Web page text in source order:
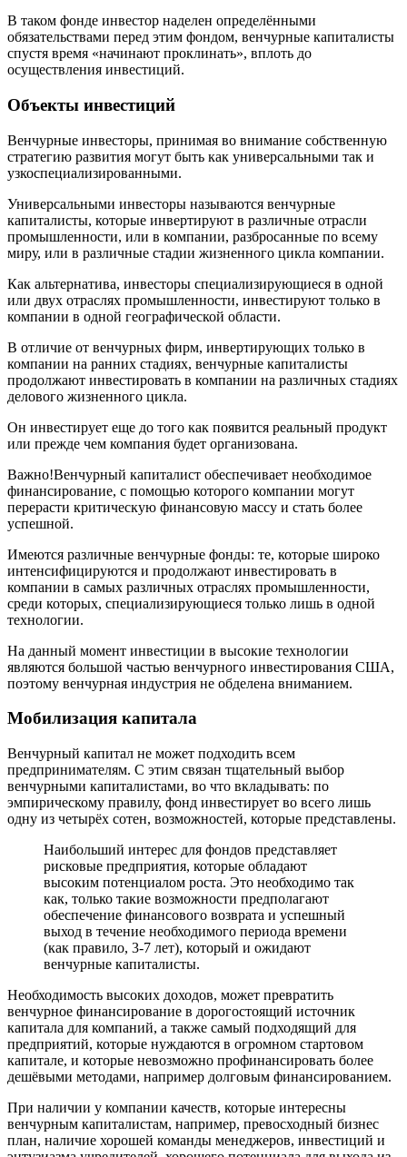
В таком фонде инвестор наделен определёнными
обязательствами перед этим фондом, венчурные капиталисты
спустя время «начинают проклинать», вплоть до
осуществления инвестиций.
Объекты инвестиций
Венчурные инвесторы, принимая во внимание собственную
стратегию развития могут быть как универсальными так и
узкоспециализированными.
Универсальными инвесторы называются венчурные
капиталисты, которые инвертируют в различные отрасли
промышленности, или в компании, разбросанные по всему
миру, или в различные стадии жизненного цикла компании.
Как альтернатива, инвесторы специализирующиеся в одной
или двух отраслях промышленности, инвестируют только в
компании в одной географической области.
В отличие от венчурных фирм, инвертирующих только в
компании на ранних стадиях, венчурные капиталисты
продолжают инвестировать в компании на различных стадиях
делового жизненного цикла.
Он инвестирует еще до того как появится реальный продукт
или прежде чем компания будет организована.
Важно!Венчурный капиталист обеспечивает необходимое
финансирование, с помощью которого компании могут
перерасти критическую финансовую массу и стать более
успешной.
Имеются различные венчурные фонды: те, которые широко
интенсифицируются и продолжают инвестировать в
компании в самых различных отраслях промышленности,
среди которых, специализирующиеся только лишь в одной
технологии.
На данный момент инвестиции в высокие технологии
являются большой частью венчурного инвестирования США,
поэтому венчурная индустрия не обделена вниманием.
Мобилизация капитала
Венчурный капитал не может подходить всем
предпринимателям. С этим связан тщательный выбор
венчурными капиталистами, во что вкладывать: по
эмпирическому правилу, фонд инвестирует во всего лишь
одну из четырёх сотен, возможностей, которые представлены.
Наибольший интерес для фондов представляет
рисковые предприятия, которые обладают
высоким потенциалом роста. Это необходимо так
как, только такие возможности предполагают
обеспечение финансового возврата и успешный
выход в течение необходимого периода времени
(как правило, 3-7 лет), который и ожидают
венчурные капиталисты.
Необходимость высоких доходов, может превратить
венчурное финансирование в дорогостоящий источник
капитала для компаний, а также самый подходящий для
предприятий, которые нуждаются в огромном стартовом
капитале, и которые невозможно профинансировать более
дешёвыми методами, например долговым финансированием.
При наличии у компании качеств, которые интересны
венчурным капиталистам, например, превосходный бизнес
план, наличие хорошей команды менеджеров, инвестиций и